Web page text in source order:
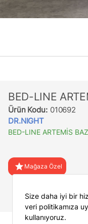
BED-LINE
Ürün Kodu: 010692
DR.NIGHT
BED-LINE ARTEMİS
star Mağaza Özel
Size daha iyi bir
veri politikamıza
kullanıyoruz.